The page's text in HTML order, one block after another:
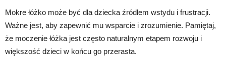
Mokre łóżko może być dla dziecka źródłem wstydu i frustracji.
Ważne jest, aby zapewnić mu wsparcie i zrozumienie. Pamiętaj,
że moczenie łóżka jest często naturalnym etapem rozwoju i
większość dzieci w końcu go przerasta.